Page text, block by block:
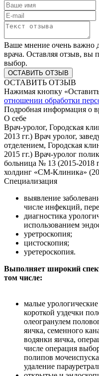
Ваше мнение очень важно
врача. Оставляя отзыв, вы
выбор.
ОСТАВИТЬ ОТЗЫВ
Нажимая кнопку
отношении обработки
Подробная информация о
О себе
Врач-уролог, Городская
2013 гг.) Врач уролог,
отделением, Городская
2015 гг.) Врач-уролог
больница № 13 (2015-2018
холдинг «СМ-Клиника»
Специализация
выявление
числе инфекций,
диагностика
использованием
уретроскопия;
цистоскопия;
уретероскопия.
Выполняет широкий
том числе:
малые
короткой уздечки
олеогранулем
яичка, семенного
водянки яичка,
числе операция
полипов
удаление